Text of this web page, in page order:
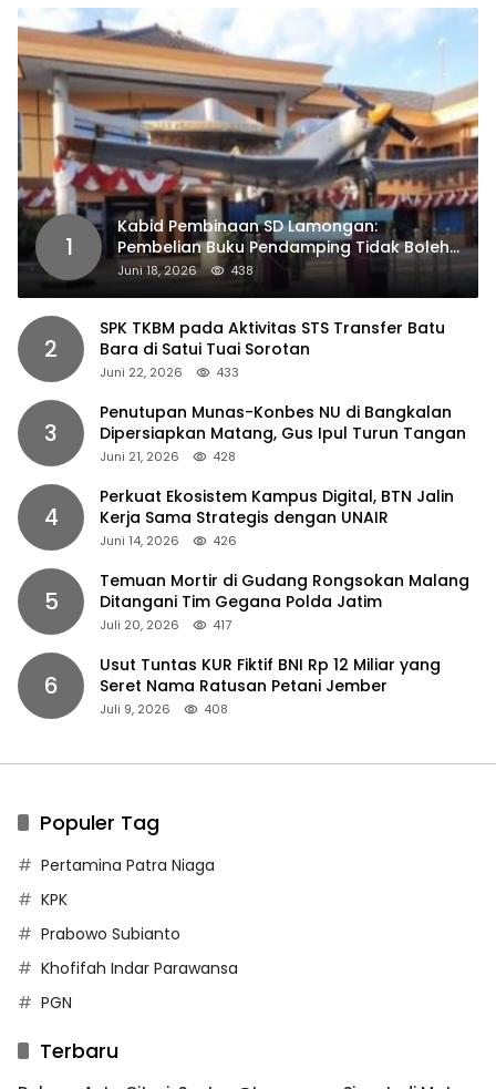
1
Kabid Pembinaan SD Lamongan:
Pembelian Buku Pendamping Tidak Boleh
Dipaksakan
Juni 18, 2026 438
2
SPK TKBM pada Aktivitas STS Transfer Batu
Bara di Satui Tuai Sorotan
Juni 22, 2026 433
3
Penutupan Munas-Konbes NU di Bangkalan
Dipersiapkan Matang, Gus Ipul Turun Tangan
Juni 21, 2026 428
4
Perkuat Ekosistem Kampus Digital, BTN Jalin
Kerja Sama Strategis dengan UNAIR
Juni 14, 2026 426
5
Temuan Mortir di Gudang Rongsokan Malang
Ditangani Tim Gegana Polda Jatim
Juli 20, 2026 417
6
Usut Tuntas KUR Fiktif BNI Rp 12 Miliar yang
Seret Nama Ratusan Petani Jember
Juli 9, 2026 408
Populer Tag
Pertamina Patra Niaga
KPK
Prabowo Subianto
Khofifah Indar Parawansa
PGN
Terbaru